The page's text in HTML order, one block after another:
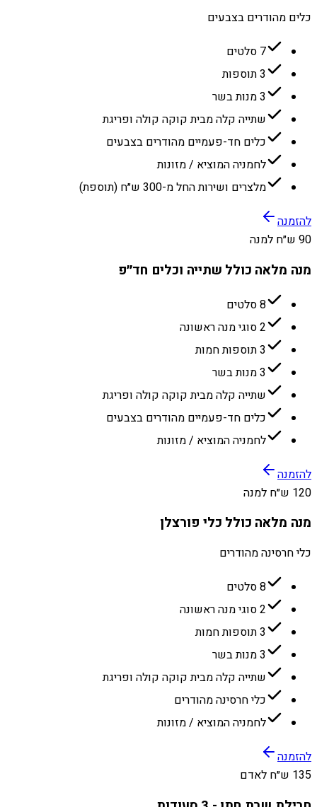
כלים מהודרים בצבעים
7 סלטים
3 תוספות
3 מנות בשר
שתייה קלה מבית קוקה קולה ופריגת
כלים חד-פעמיים מהודרים בצבעים
לחמניה המוציא / מזונות
מלצרים ושירות החל מ-300 ש״ח (תוספת)
להזמנה
90 ש״ח למנה
מנה מלאה כולל שתייה וכלים חד״פ
8 סלטים
2 סוגי מנה ראשונה
3 תוספות חמות
3 מנות בשר
שתייה קלה מבית קוקה קולה ופריגת
כלים חד-פעמיים מהודרים בצבעים
לחמניה המוציא / מזונות
להזמנה
120 ש״ח למנה
מנה מלאה כולל כלי פורצלן
כלי חרסינה מהודרים
8 סלטים
2 סוגי מנה ראשונה
3 תוספות חמות
3 מנות בשר
שתייה קלה מבית קוקה קולה ופריגת
כלי חרסינה מהודרים
לחמניה המוציא / מזונות
להזמנה
135 ש״ח לאדם